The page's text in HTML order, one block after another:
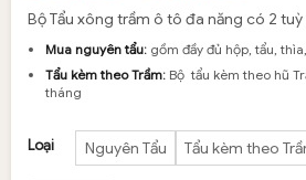
từ
550,000₫
đến
Bộ Tẩu xông trầm ô tô đa năng có 2 tuỳ
Mua nguyên tẩu: gồm đầy đủ hộp, tẩu,
Tẩu kèm theo Trầm: Bộ tẩu kèm theo hũ
tháng
Loại Nguyên Tẩu Tẩu kèm theo